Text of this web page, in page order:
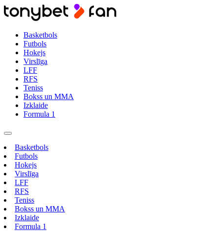
Basketbols
Futbols
Hokejs
Virslīga
LFF
RFS
Teniss
Bokss un MMA
Izklaide
Formula 1
Basketbols
Futbols
Hokejs
Virslīga
LFF
RFS
Teniss
Bokss un MMA
Izklaide
Formula 1